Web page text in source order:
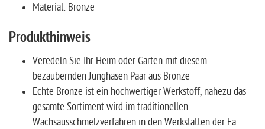
Material: Bronze
Produkthinweis
Veredeln Sie Ihr Heim oder Garten mit diesem
bezaubernden Junghasen Paar aus Bronze
Echte Bronze ist ein hochwertiger Werkstoff, nahezu das
gesamte Sortiment wird im traditionellen
Wachsausschmelzverfahren in den Werkstätten der Fa.